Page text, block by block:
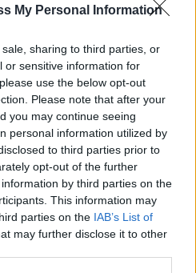
My Personal Information
sharing to third parties, or
or sensitive information for
use the below opt-out
Please note that after your
you may continue seeing
personal information utilized by
to third parties prior to
opt-out of the further
by third parties on the
This information may
parties on the IAB’s List of
may further disclose it to other
στοGoogle Newsκαι
νέα.
και στοInstagram
ΔΙΑΦΗΜΙΣΗ